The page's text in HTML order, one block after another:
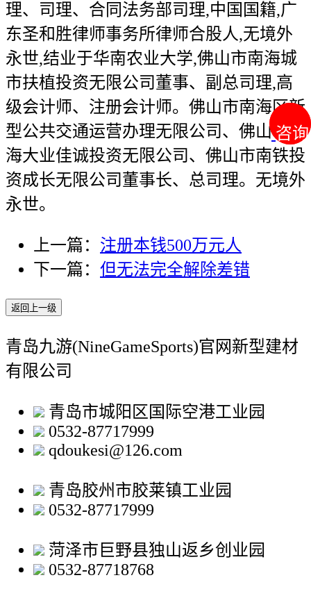
咨询
咨询
理、司理、合同法务部司理,中国国籍,广
东圣和胜律师事务所律师合股人,无境外
永世,结业于华南农业大学,佛山市南海城
市扶植投资无限公司董事、副总司理,高
级会计师、注册会计师。佛山市南海区新
型公共交通运营办理无限公司、佛山市南
海大业佳诚投资无限公司、佛山市南铁投
资成长无限公司董事长、总司理。无境外
永世。
上一篇： 注册本钱500万元人
下一篇： 但无法完全解除差错
返回上一级
青岛九游(NineGameSports)官网新型建材
有限公司
青岛市城阳区国际空港工业园
0532-87717999
qdoukesi@126.com
青岛胶州市胶莱镇工业园
0532-87717999
菏泽市巨野县独山返乡创业园
0532-87718768